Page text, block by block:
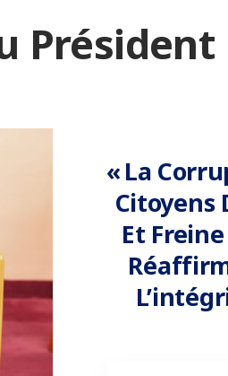
Président
« La
Citoyens
Et